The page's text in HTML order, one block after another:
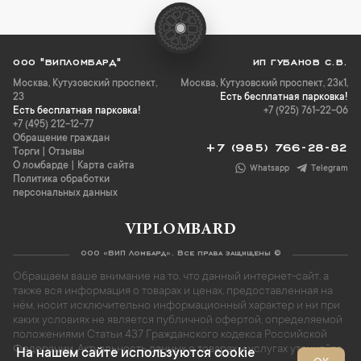
ООО "ВИПЛОМБАРД"
Москва, Кутузовский проспект,
23
Есть бесплатная парковка!
+7 (495) 212-12-77
Обращение граждан
Торги
Отзывы
О ломбарде
Карта сайта
Политика обработки
персональных данных
ИП ГУБАНОВ С.В.
Москва, Кутузовский проспект, 23к1,
Есть бесплатная парковка!
+7 (925) 761-22-06
+7 (985) 766-28-82
Whatsapp Telegram
VIPLOMBARD
ООО «ВИП Ломбард». Все права защищены ©
Обращаем ваше внимание на то, что данный интернет-сайт, а
также вся информация о товарах и ценах, предоставленная на
нём, носит исключительно информационный характер и ни при
каких условиях не является публичной офертой, определяемой
положениями Статьи 437 Гражданского кодекса Российской
Федерации. Актуальность данных о товарах и услугах уточняйте
На нашем сайте используются cookie